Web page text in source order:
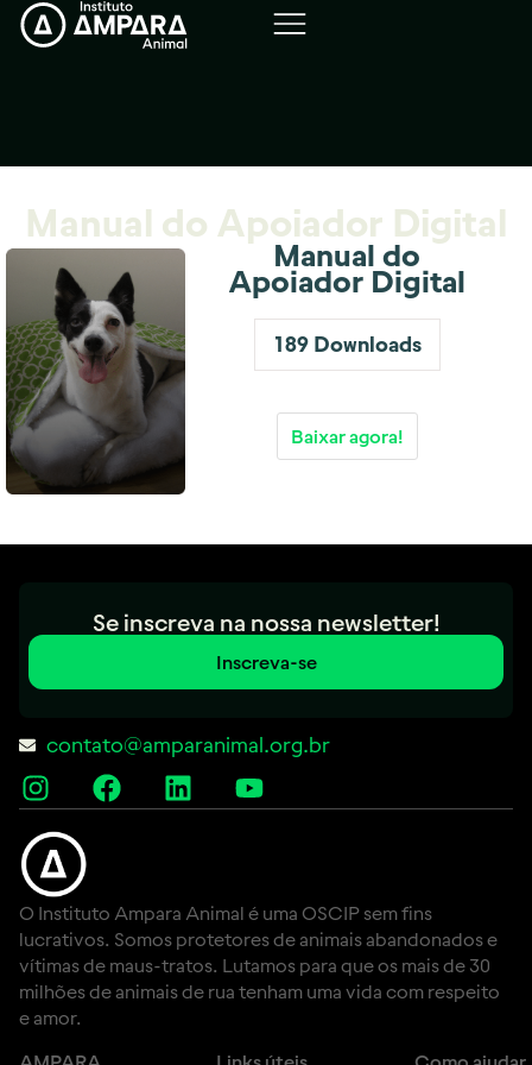
Manual do Apoiador Digital
Manual do
Apoiador Digital
189Downloads
Baixar agora!
Se inscreva na nossa newsletter!
Inscreva-se
contato@amparanimal.org.br
O Instituto Ampara Animal é uma OSCIP sem fins
lucrativos. Somos protetores de animais abandonados e
vítimas de maus-tratos. Lutamos para que os mais de 30
milhões de animais de rua tenham uma vida com respeito
e amor.